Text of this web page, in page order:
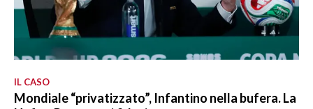
IL CASO
Mondiale “privatizzato”, Infantino nella bufera. La